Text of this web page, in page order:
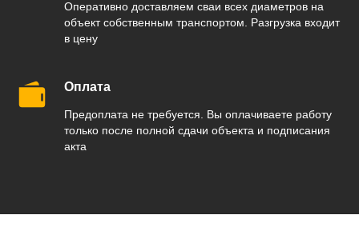
Оперативно доставляем сваи всех диаметров на
объект собственным транспортом. Разгрузка входит
в цену
Оплата
Предоплата не требуется. Вы оплачиваете работу
только после полной сдачи объекта и подписания
акта